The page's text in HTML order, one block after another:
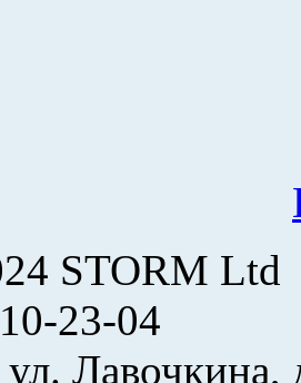
STORM Ltd
23-04
ул.